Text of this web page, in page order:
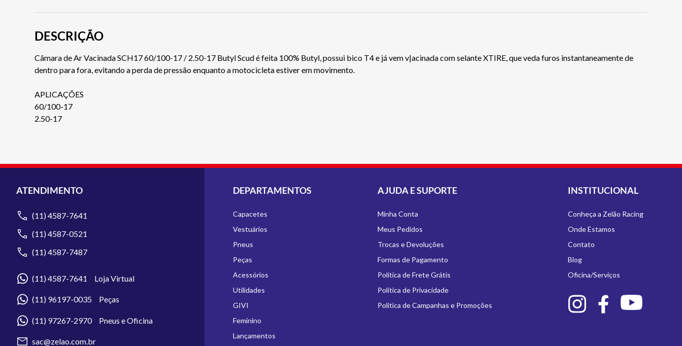
DESCRIÇÃO
Câmara de Ar Vacinada SCH17 60/100-17 / 2.50-17 Butyl Scud é feita 100% Butyl, possui bico T4 e já vem v|acinada com selante XTIRE, que veda furos instantaneamente de
dentro para fora, evitando a perda de pressão enquanto a motocicleta estiver em movimento.
APLICAÇÕES
60/100-17
2.50-17
ATENDIMENTO
(11) 4587-7641
(11) 4587-0521
(11) 4587-7487
(11) 4587-7641 Loja Virtual
(11) 96197-0035 Peças
(11) 97267-2970 Pneus e Oficina
sac@zelao.com.br
DEPARTAMENTOS
Capacetes
Vestuários
Pneus
Peças
Acessórios
Utilidades
GIVI
Feminino
Lançamentos
AJUDA E SUPORTE
Minha Conta
Meus Pedidos
Trocas e Devoluções
Formas de Pagamento
Política de Frete Grátis
Política de Privacidade
Política de Campanhas e Promoções
INSTITUCIONAL
Conheça a Zelão Racing
Onde Estamos
Contato
Blog
Oficina/Serviços